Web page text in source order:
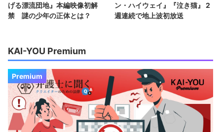
げる漂流団地』本編映像初解
禁 謎の少年の正体とは？
ン・ハイウェイ』『泣き猫』 2
週連続で地上波初放送
KAI-YOU Premium
Premium